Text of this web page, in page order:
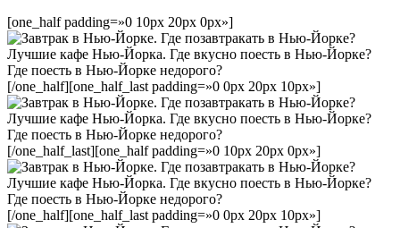
[one_half padding=»0 10px 20px 0px»]
[/one_half][one_half_last padding=»0 0px 20px 10px»]
[/one_half_last][one_half padding=»0 10px 20px 0px»]
[/one_half][one_half_last padding=»0 0px 20px 10px»]